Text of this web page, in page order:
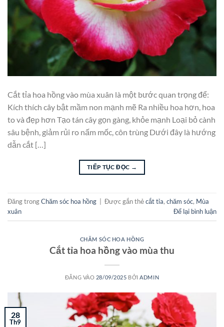
Cắt tỉa hoa hồng vào mùa xuân là một bước quan trọng để:
Kích thích cây bật mầm non mạnh mẽ Ra nhiều hoa hơn, hoa
to và đẹp hơn Tạo tán cây gọn gàng, khỏe mạnh Loại bỏ cành
sâu bệnh, giảm rủi ro nấm mốc, côn trùng Dưới đây là hướng
dẫn cắt […]
TIẾP TỤC ĐỌC →
Đăng trongChăm sóc hoa hồng Được gắn thẻcắt tỉa, chăm sóc, Mùa
xuân
Để lại bình luận
CHĂM SÓC HOA HỒNG
Cắt tỉa hoa hồng vào mùa thu
ĐĂNG VÀO 28/09/2025 BỞIADMIN
28
Th9